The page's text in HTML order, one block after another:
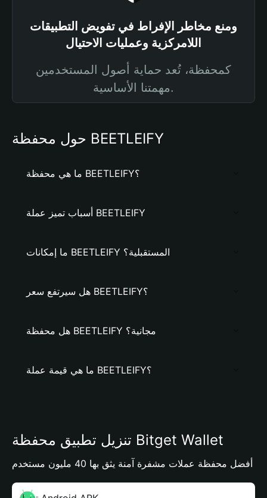
ومنع مخاطر الإفراط في تفويض التطبيقات
اللامركزية وعمليات الاحتيال
كمحفظة، تُعد حماية أصول المستخدمين
مهمتنا الأساسية.
حول محفظة BEETLEIFY
ما هي محفظة BEETLEIFY؟
أسباب تميز عملة BEETLEIFY
ما إمكانات BEETLEIFY المستقبلية؟
هل سيرتفع سعر BEETLEIFY؟
هل محفظة BEETLEIFY مجانية؟
ما هي قيمة عملة BEETLEIFY؟
تنزيل تطبيق محفظة Bitget Wallet
أفضل محفظة عملات مشفرة آمنة يثق بها 40 مليون مستخدم